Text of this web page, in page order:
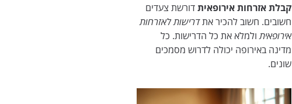
קבלת אזרחות אירופאיתדורשת צעדים
חשובים. חשוב להכיר אתדרישות לאזרחות
אירופאיתולמלא את כל הדרישות. כל
מדינה באירופה יכולה לדרוש מסמכים
שונים.